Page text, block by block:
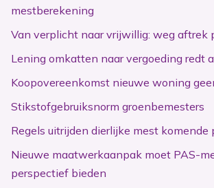
mestberekening
Van verplicht naar vrijwillig: weg aftrek
Lening omkatten naar vergoeding redt
Koopovereenkomst nieuwe woning
Stikstofgebruiksnorm groenbemesters
Regels uitrijden dierlijke mest komende
Nieuwe maatwerkaanpak moet PAS-
perspectief bieden